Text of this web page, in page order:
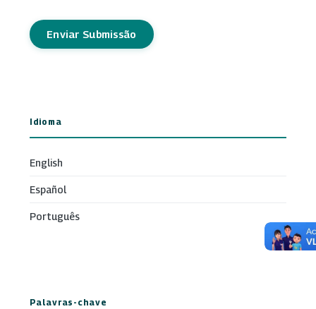
Enviar Submissão
Idioma
English
Español
Português
Palavras-chave